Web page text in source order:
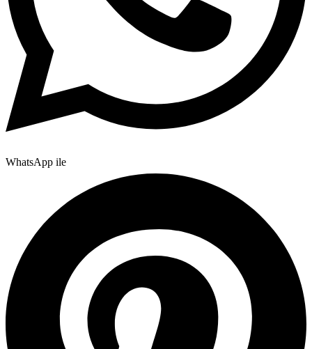
WhatsApp ile